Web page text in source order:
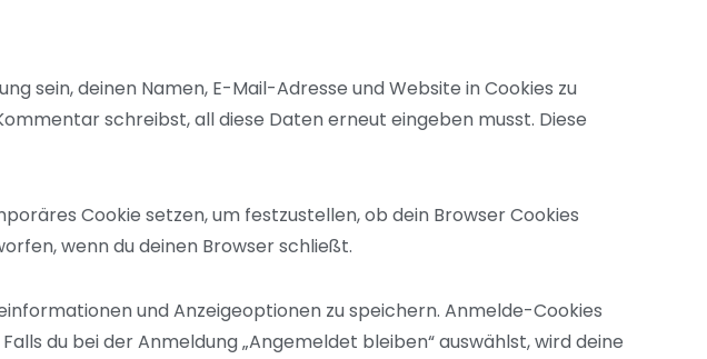
sein, deinen Namen, E-Mail-Adresse und Website in Cookies zu
schreibst, all diese Daten erneut eingeben musst. Diese
Cookie setzen, um festzustellen, ob dein Browser Cookies
wenn du deinen Browser schließt.
und Anzeigeoptionen zu speichern. Anmelde-Cookies
du bei der Anmeldung „Angemeldet bleiben“ auswählst, wird deine